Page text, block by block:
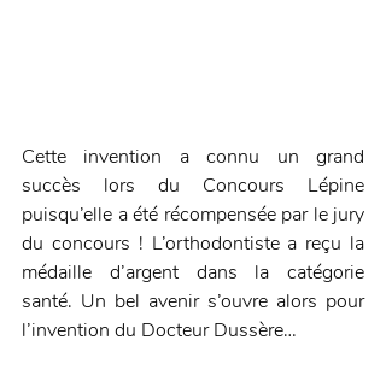
Cette invention a connu un grand
succès lors du Concours Lépine
puisqu’elle a été récompensée par le jury
du concours ! L’orthodontiste a reçu la
médaille d’argent dans la catégorie
santé. Un bel avenir s’ouvre alors pour
l’invention du Docteur Dussère…